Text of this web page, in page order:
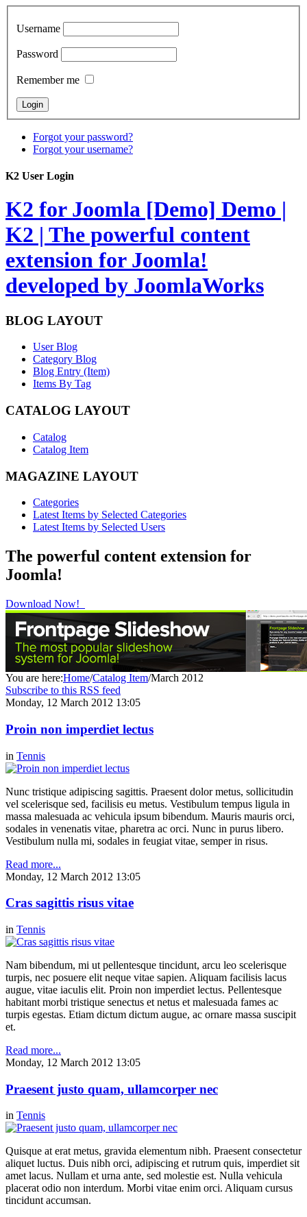
Username
Password
Remember me
Forgot your password?
Forgot your username?
K2 User Login
K2 for Joomla [Demo] Demo |
K2 | The powerful content
extension for Joomla!
developed by JoomlaWorks
BLOG LAYOUT
User Blog
Category Blog
Blog Entry (Item)
Items By Tag
CATALOG LAYOUT
Catalog
Catalog Item
MAGAZINE LAYOUT
Categories
Latest Items by Selected Categories
Latest Items by Selected Users
The powerful content extension for
Joomla!
Download Now!
You are here:Home/Catalog Item/March 2012
Subscribe to this RSS feed
Monday, 12 March 2012 13:05
Proin non imperdiet lectus
in Tennis
Nunc tristique adipiscing sagittis. Praesent dolor metus, sollicitudin
vel scelerisque sed, facilisis eu metus. Vestibulum tempus ligula in
massa malesuada ac vehicula ipsum bibendum. Mauris mauris orci,
sodales in venenatis vitae, pharetra ac orci. Nunc in purus libero.
Vestibulum nulla mi, sodales in feugiat vitae, semper in risus.
Read more...
Monday, 12 March 2012 13:05
Cras sagittis risus vitae
in Tennis
Nam bibendum, mi ut pellentesque tincidunt, arcu leo scelerisque
turpis, nec posuere elit neque vitae sapien. Aliquam facilisis lacus
augue, vitae iaculis elit. Proin non imperdiet lectus. Pellentesque
habitant morbi tristique senectus et netus et malesuada fames ac
turpis egestas. Etiam dictum dictum augue, ac ornare massa suscipit
et.
Read more...
Monday, 12 March 2012 13:05
Praesent justo quam, ullamcorper nec
in Tennis
Quisque at erat metus, gravida elementum nibh. Praesent consectetur
aliquet luctus. Duis nibh orci, adipiscing et rutrum quis, imperdiet sit
amet lacus. Nullam et urna ante, sed molestie est. Nulla vehicula
placerat odio non interdum. Morbi vitae enim orci. Aliquam cursus
tincidunt accumsan.